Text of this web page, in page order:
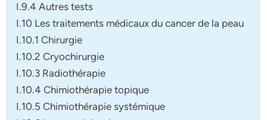
I.9.4 Autres tests
I.10 Les traitements médicaux du cancer de la peau
I.10.1 Chirurgie
I.10.2 Cryochirurgie
I.10.3 Radiothérapie
I.10.4 Chimiothérapie topique
I.10.5 Chimiothérapie systémique